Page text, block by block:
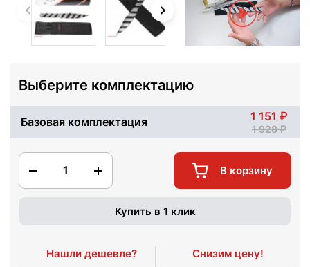
Выберите комплектацию
Базовая комплектация 1 151
1 928
1 В корзину
Купить в 1 клик
Нашли дешевле? Снизим цену!